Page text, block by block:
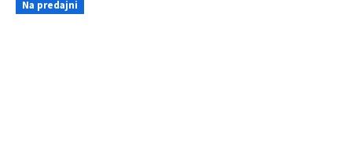
Na predajni